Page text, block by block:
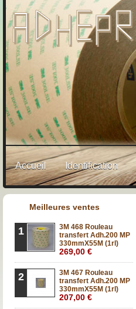
Accueil Identification
Meilleures ventes
1
3M 468 Rouleau
transfert Adh.200 MP
330mmX55M (1rl)
269,00 €
2
3M 467 Rouleau
transfert Adh.200 MP
330mmX55M (1rl)
207,00 €